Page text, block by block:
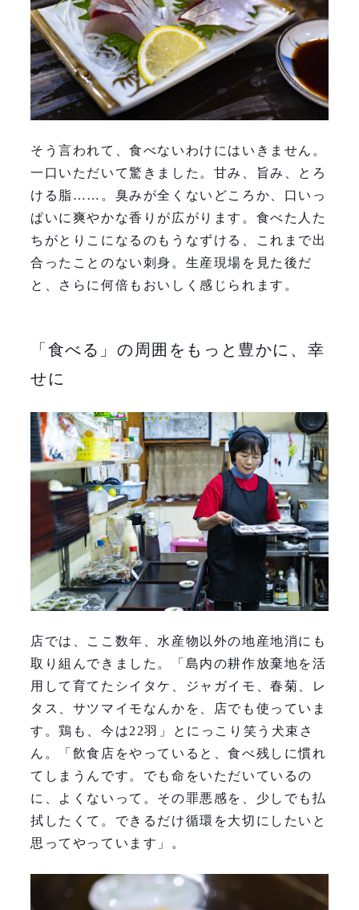
そう言われて、食べないわけにはいきません。
一口いただいて驚きました。甘み、旨み、とろ
ける脂……。臭みが全くないどころか、口いっ
ぱいに爽やかな香りが広がります。食べた人た
ちがとりこになるのもうなずける、これまで出
合ったことのない刺身。生産現場を見た後だ
と、さらに何倍もおいしく感じられます。
「食べる」の周囲をもっと豊かに、幸
せに
店では、ここ数年、水産物以外の地産地消にも
取り組んできました。「島内の耕作放棄地を活
用して育てたシイタケ、ジャガイモ、春菊、レ
タス、サツマイモなんかを、店でも使っていま
す。鶏も、今は22羽」とにっこり笑う犬束さ
ん。「飲食店をやっていると、食べ残しに慣れ
てしまうんです。でも命をいただいているの
に、よくないって。その罪悪感を、少しでも払
拭したくて。できるだけ循環を大切にしたいと
思ってやっています」。